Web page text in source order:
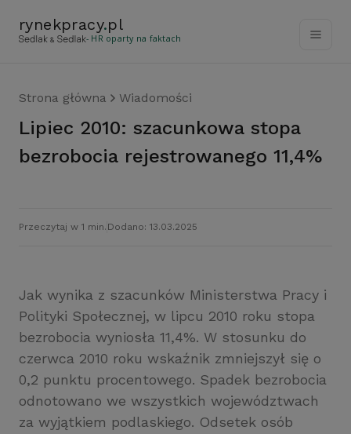
rynekpracy.pl
- HR oparty na faktach
Strona główna Wiadomości
Lipiec 2010: szacunkowa stopa
bezrobocia rejestrowanego 11,4%
Przeczytaj w 1 min. Dodano: 13.03.2025
Jak wynika z szacunków Ministerstwa Pracy i
Polityki Społecznej, w lipcu 2010 roku stopa
bezrobocia wyniosła 11,4%. W stosunku do
czerwca 2010 roku wskaźnik zmniejszył się o
0,2 punktu procentowego. Spadek bezrobocia
odnotowano we wszystkich województwach
za wyjątkiem podlaskiego. Odsetek osób